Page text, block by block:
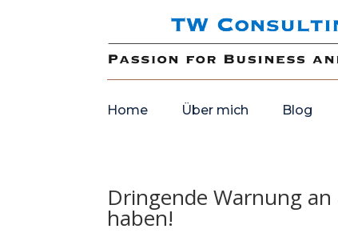
Home Über mich Blog
Dringende Warnung
haben!